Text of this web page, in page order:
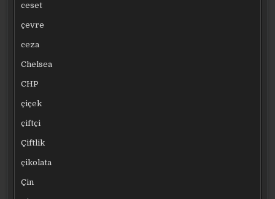
ceset
çevre
ceza
Chelsea
CHP
çiçek
çiftçi
Çiftlik
çikolata
Çin